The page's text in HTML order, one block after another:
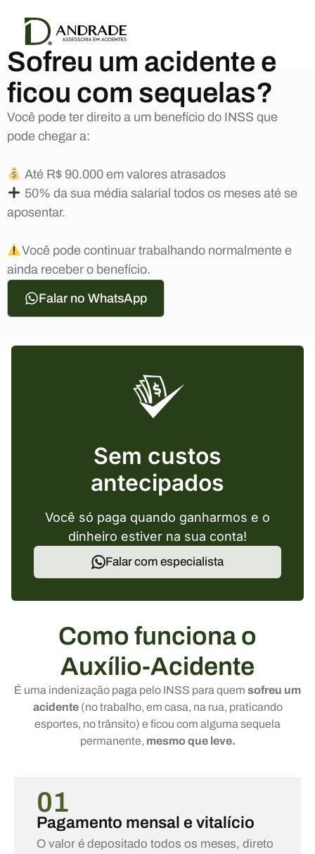
Sofreu um acidente e
ficou com sequelas?
Você pode ter direito a um benefício do INSS que
pode chegar a:
Até R$ 90.000 em valores atrasados
50% da sua média salarial todos os meses até se
aposentar.
Você pode continuar trabalhando normalmente e
ainda receber o benefício.
Falar no WhatsApp
Sem custos
antecipados
Você só paga quando ganharmos e o
dinheiro estiver na sua conta!
Falar com especialista
Como funciona o
Auxílio-Acidente
É uma indenização paga pelo INSS para quem sofreu um
acidente(no trabalho, em casa, na rua, praticando
esportes, no trânsito) e ficou com alguma sequela
permanente, mesmo que leve.
01
Pagamento mensal e vitalício
O valor é depositado todos os meses, direto